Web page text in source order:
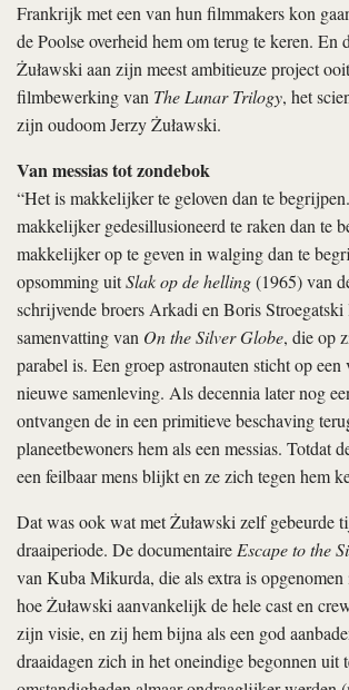
Frankrijk met een van hun filmmakers kon
de Poolse overheid hem om terug te keren. En
Żuławski aan zijn meest ambitieuze project
filmbewerking van The Lunar Trilogy, het
zijn oudoom Jerzy Żuławski.
Van messias tot zondebok
“Het is makkelijker te geloven dan te
makkelijker gedesillusioneerd te raken dan te
makkelijker op te geven in walging dan te
opsomming uitSlak op de helling(1965) van
schrijvende broers Arkadi en Boris Stroegatski
samenvatting van On the Silver Globe, die op
parabel is. Een groep astronauten sticht op een
nieuwe samenleving. Als decennia later nog
ontvangen de in een primitieve beschaving
planeetbewoners hem als een messias. Totdat
een feilbaar mens blijkt en ze zich tegen hem
Dat was ook wat met Żuławski zelf gebeurde
draaiperiode. De documentaireEscape to the
van Kuba Mikurda, die als extra is
hoe Żuławski aanvankelijk de hele cast en
zijn visie, en zij hem bijna als een god
draaidagen zich in het oneindige begonnen uit